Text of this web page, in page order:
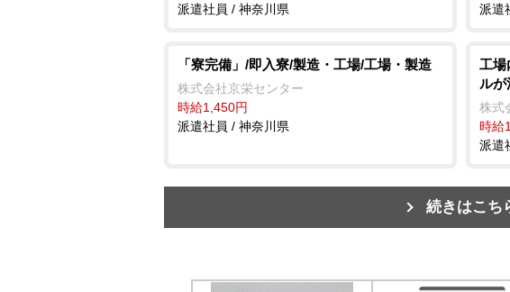
派遣社員 / 神奈川県
派遣
「寮完備」/即入寮/製造・工場/工場・製造
株式会社京栄センター
時給1,450円
派遣社員 / 神奈川県
工場
ルが
株式
時給
派遣
続きはこち